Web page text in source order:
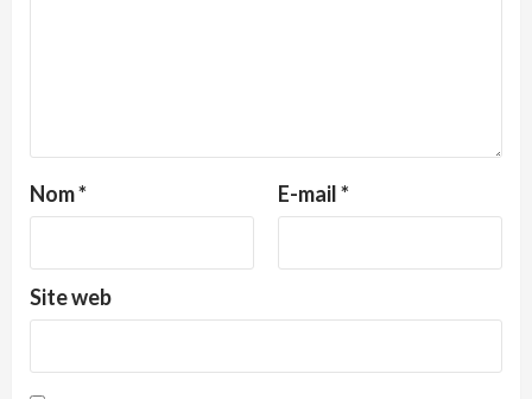
Nom* E-mail*
Site web